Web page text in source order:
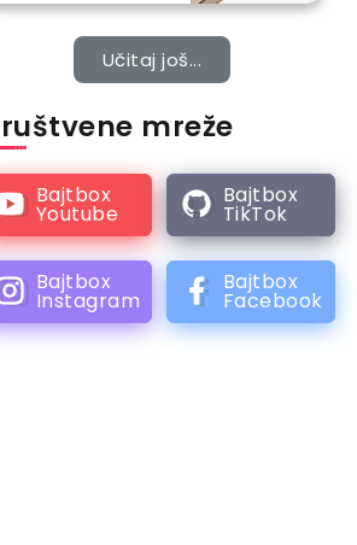
Učitaj još...
mreže
Bajtbox
Youtube
Bajtbox
TikTok
Bajtbox
Instagram
Bajtbox
Facebook